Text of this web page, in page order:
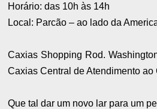
Horário: das 10h às 14h
Local: Parcão – ao lado da
Caxias Shopping Rod.
Caxias Central de Atendimento
Que tal dar um novo lar para um